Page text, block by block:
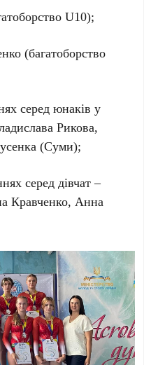
U10);
(багатоборство
серед юнаків у
Рикова,
(Суми);
серед дівчат –
Кравченко, Анна